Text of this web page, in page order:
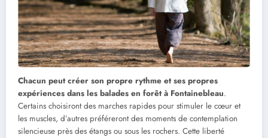
Chacun peut créer son propre rythme et ses propres
expériences dans les balades en forêt à Fontainebleau.
Certains choisiront des marches rapides pour stimuler le cœur et
les muscles, d’autres préféreront des moments de contemplation
silencieuse près des étangs ou sous les rochers. Cette liberté